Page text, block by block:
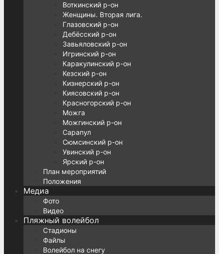
Воткинский р-он
Женщины. Вторая лига.
Глазовский р-он
Дебёсский р-он
Завьяловский р-он
Игринский р-он
Каракулинский р-он
Кезский р-он
Кизнерский р-он
Киясовский р-он
Красногорский р-он
Можга
Можгинский р-он
Сарапул
Сюмсинский р-он
Увинский р-он
Ярский р-он
План мероприятий
Положения
Медиа
Фото
Видео
Пляжный волейбол
Стадионы
Файлы
Волейбол на снегу